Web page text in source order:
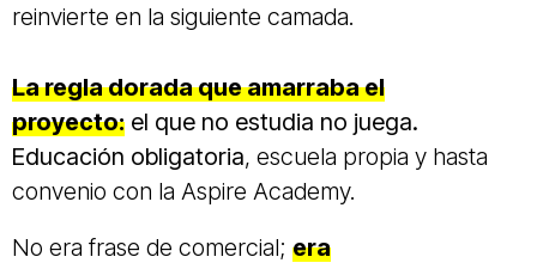
reinvierte en la siguiente camada.
La regla dorada que amarraba el
proyecto: el que no estudia no juega.
Educación obligatoria, escuela propia y hasta
convenio con la Aspire Academy.
No era frase de comercial; era